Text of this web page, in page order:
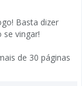
Basta dizer
vingar!
de 30 páginas